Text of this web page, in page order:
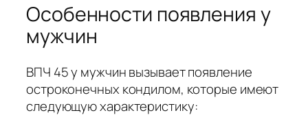
Особенности появления у
мужчин
ВПЧ 45 у мужчин вызывает появление
остроконечных кондилом, которые имеют
следующую характеристику: